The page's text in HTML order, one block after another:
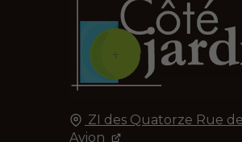
ZI des Quatorze Rue
Avion